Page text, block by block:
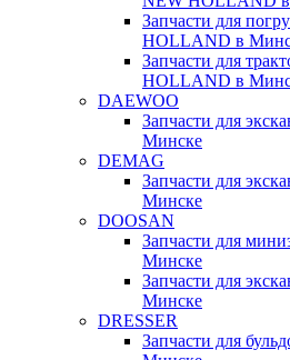
Запчасти для
HOLLAND в
Запчасти для
HOLLAND в
DAEWOO
Запчасти для
Минске
DEMAG
Запчасти для
Минске
DOOSAN
Запчасти для
Минске
Запчасти для
Минске
DRESSER
Запчасти для